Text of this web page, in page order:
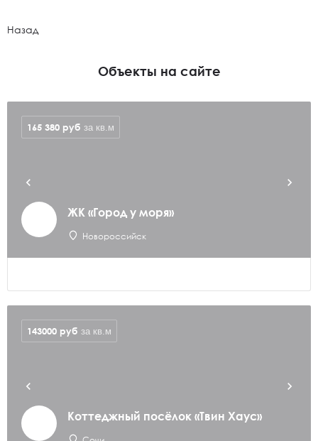
Назад
Объекты на сайте
ЖК «Город у моря»
Новороссийск
165 380 руб за кв.м
Коттеджный посёлок «Твин Хаус»
143000 руб за кв.м